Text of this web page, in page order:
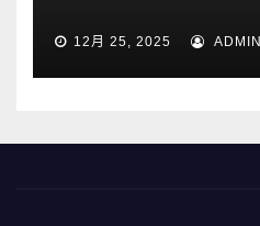
12月 25, 2025 ADMIN